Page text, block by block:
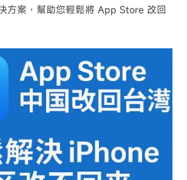
方案，幫助您輕鬆將 App Store 改回